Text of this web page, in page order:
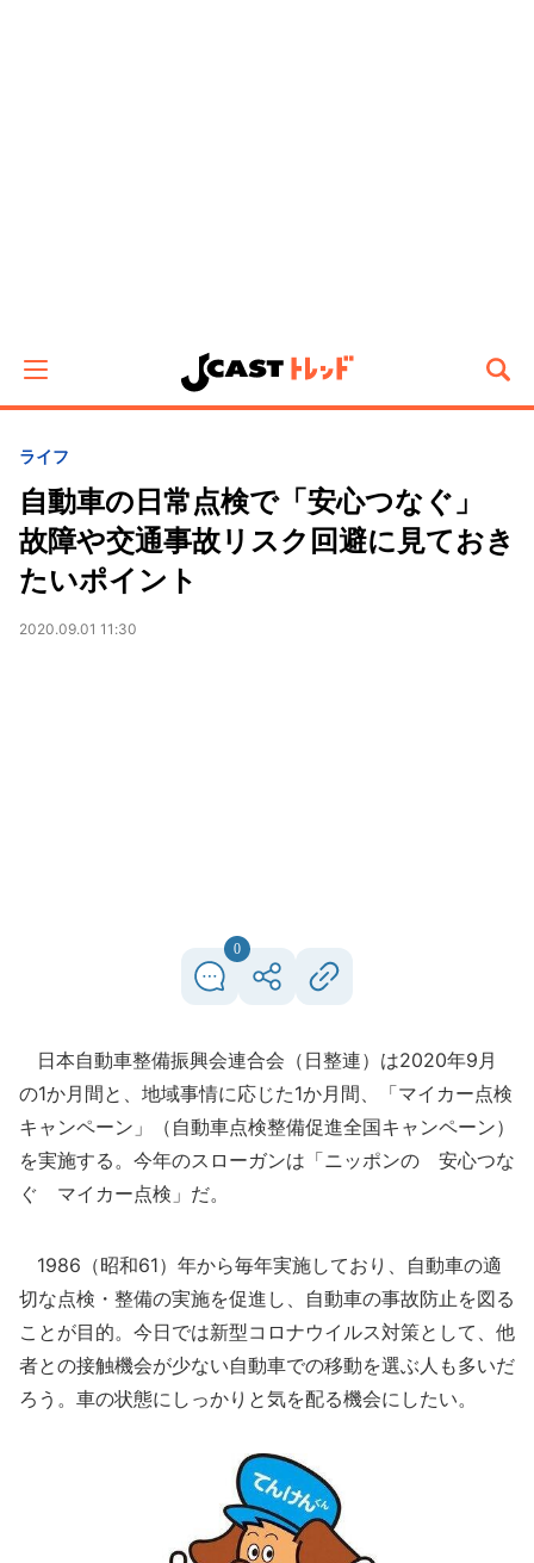
ライフ
自動車の日常点検で「安心つなぐ」
故障や交通事故リスク回避に見ておき
たいポイント
2020.09.01 11:30
0
日本自動車整備振興会連合会（日整連）は2020年9月
の1か月間と、地域事情に応じた1か月間、「マイカー点検
キャンペーン」（自動車点検整備促進全国キャンペーン）
を実施する。今年のスローガンは「ニッポンの 安心つな
ぐ マイカー点検」だ。
1986（昭和61）年から毎年実施しており、自動車の適
切な点検・整備の実施を促進し、自動車の事故防止を図る
ことが目的。今日では新型コロナウイルス対策として、他
者との接触機会が少ない自動車での移動を選ぶ人も多いだ
ろう。車の状態にしっかりと気を配る機会にしたい。